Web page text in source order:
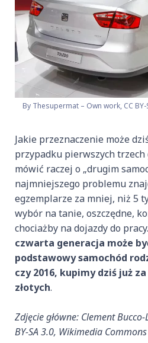
By Thesupermat – Own work, CC
Jakie przeznaczenie może
przypadku pierwszych
mówić raczej o „drugim
najmniejszego problemu
egzemplarze za mniej, niż 5
wybór na tanie, oszczędne,
chociażby na dojazdy do pracy.
czwarta generacja może
podstawowy samochód
czy 2016, kupimy dziś już
złotych.
Zdjęcie główne: Clement
BY-SA 3.0, Wikimedia Commons